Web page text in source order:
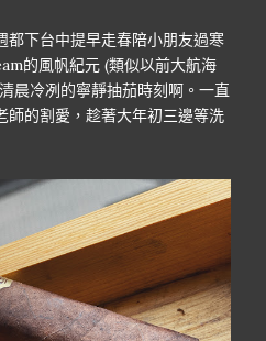
都下台中提早走春陪小朋友過寒
的風帆紀元 (類似以前大航海
晨冷冽的寧靜抽茄時刻啊。一直
師的割愛，趁著大年初三邊等洗